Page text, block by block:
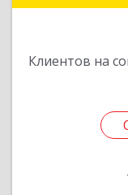
Клиентов на